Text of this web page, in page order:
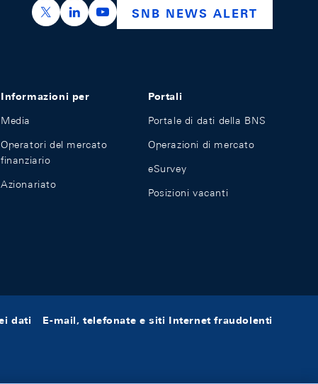
https://x.com/snb_bns
https://ch.linkedin.com/company/swiss-
https://www.youtube.com/
SNB NEWS ALERT
Informazioni per
Media
Operatori del mercato
finanziario
Azionariato
Portali
Portale di dati della BNS
Operazioni di mercato
eSurvey
Posizioni vacanti
dati E-mail, telefonate e siti Internet fraudolenti